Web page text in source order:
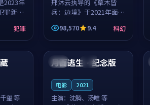
2023年
罪新
用公路
停下来
衔，高
犯罪
邢沐云执导的《草木皆
兵：边境》于2021年面
世，泰国的城市气质与校
园青春的人物心境共同构
筑了影片基调。莫如初、
整部科幻电影...
98,570 9.4 科幻
99:23
玺 等
美国 杜比
99:25
月面逃生·纪念版
电影 2021
主演： 沈腾、汤唯 等